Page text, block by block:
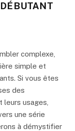
complexe,
simple et
Si vous êtes
des
usages,
une série
à démystifier